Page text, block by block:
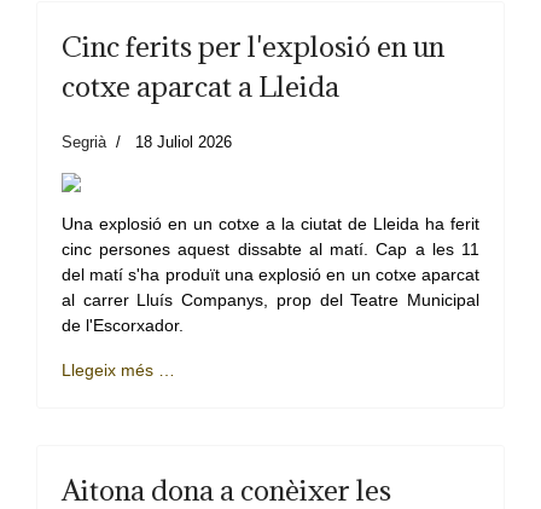
Cinc ferits per l'explosió en un
cotxe aparcat a Lleida
Segrià 18 Juliol 2026
Una explosió en un cotxe a la ciutat de Lleida ha ferit
cinc persones aquest dissabte al matí. Cap a les 11
del matí s'ha produït una explosió en un cotxe aparcat
al carrer Lluís Companys, prop del Teatre Municipal
de l'Escorxador.
Llegeix més …
Aitona dona a conèixer les